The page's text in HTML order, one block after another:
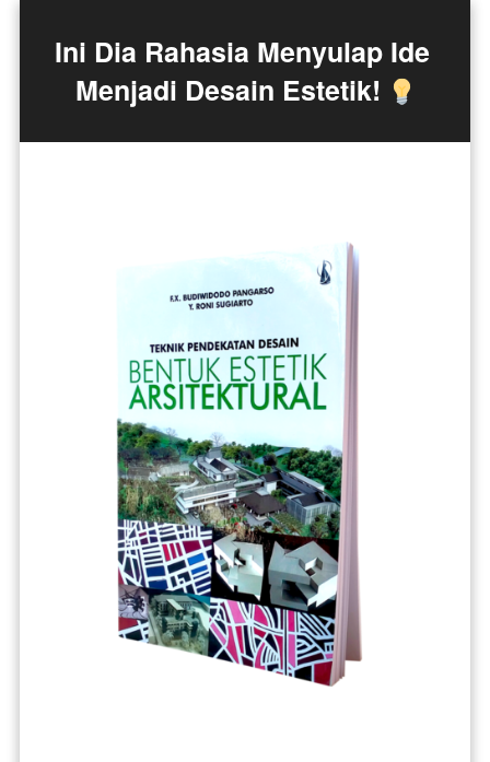
Ini Dia Rahasia Menyulap Ide
Menjadi Desain Estetik!